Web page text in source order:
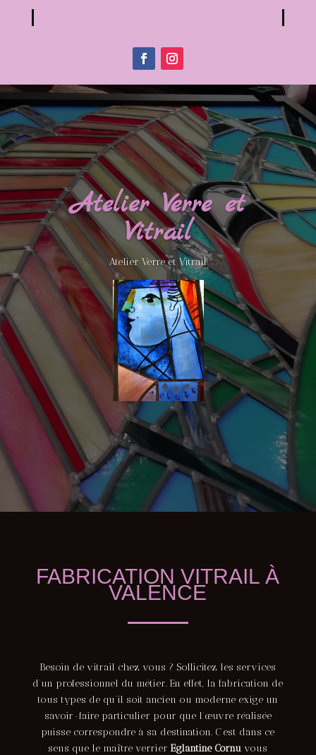
Atelier Verre et
Vitrail
Atelier Verre et Vitrail
FABRICATION VITRAIL À
VALENCE
Besoin de vitrail chez vous ? Sollicitez les services
d’un professionnel du métier. En effet, la fabrication de
tous types de qu’il soit ancien ou moderne exige un
savoir-faire particulier pour que l’œuvre réalisée
puisse correspondre à sa destination. C’est dans ce
sens que le maître verrierEglantine Cornu vous